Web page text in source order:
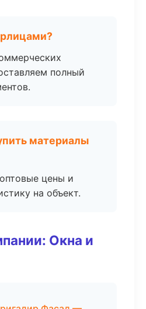
полный
материалы
цены и
на объект.
Окна и